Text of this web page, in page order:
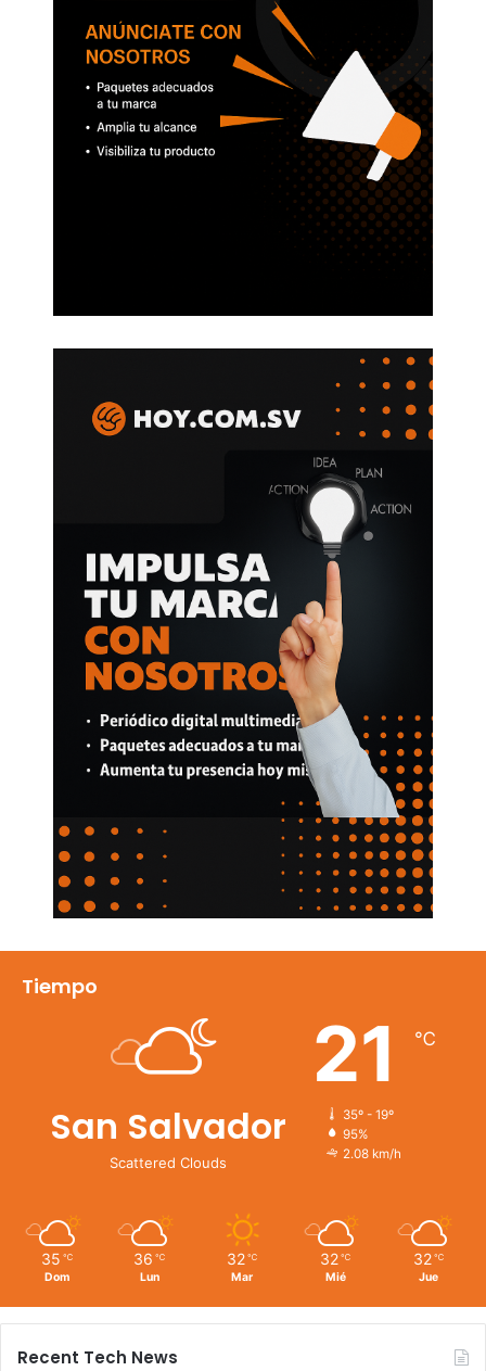
Tiempo
San Salvador
Scattered Clouds
21 ℃
35º - 19º
95%
2.08 km/h
35 ℃
Dom
36 ℃
Lun
32 ℃
Mar
32 ℃
Mié
32 ℃
Jue
Recent Tech News